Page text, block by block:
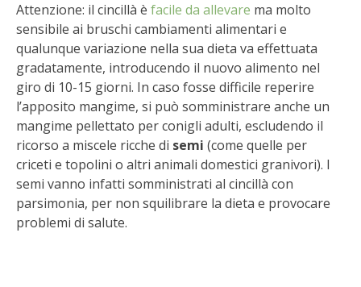
MEDICINA DEI SEMPLICI
SCONTI NOVEMBRE
COMPO
HUSQVARNA
ZAPI GARDEN
BENZA
Attenzione: il cincillà è facile da allevare ma molto
sensibile ai bruschi cambiamenti alimentari e
qualunque variazione nella sua dieta va effettuata
gradatamente, introducendo il nuovo alimento nel
giro di 10-15 giorni. In caso fosse difficile reperire
l’apposito mangime, si può somministrare anche un
mangime pellettato per conigli adulti, escludendo il
ricorso a miscele ricche di semi (come quelle per
criceti e topolini o altri animali domestici granivori). I
semi vanno infatti somministrati al cincillà con
parsimonia, per non squilibrare la dieta e provocare
problemi di salute.